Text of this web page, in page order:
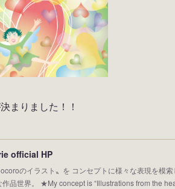
まりました！！
official HP
のイラスト〟を コンセプトに様々な表現を模
作品世界。 ★My concept is “Illustrations from the